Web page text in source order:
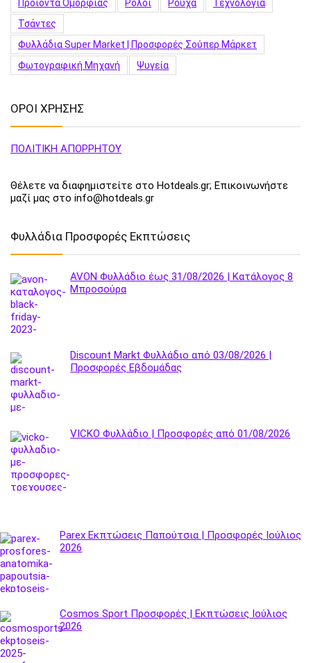
Προϊόντα Ομορφιάς
Ρολόι Ρούχα
Τεχνολογία
Τσάντες
Φυλλάδια Super Market | Προσφορές Σούπερ Μάρκετ
Φωτογραφική Μηχανή
Ψυγεία
ΟΡΟΙ ΧΡΗΣΗΣ
ΠΟΛΙΤΙΚΗ ΑΠΟΡΡΗΤΟΥ
Θέλετε να διαφημιστείτε στο Hotdeals.gr; Επικοινωνήστε
μαζί μας στο info@hotdeals.gr
Φυλλάδια Προσφορές Εκπτώσεις
AVON Φυλλάδιο έως 31/08/2026 | Κατάλογος 8
Μπροσούρα
Discount Markt Φυλλάδιο από 03/08/2026 |
Προσφορές Εβδομάδας
VICKO Φυλλάδιο | Προσφορές από 01/08/2026
Parex Εκπτώσεις Παπούτσια | Προσφορές Ιούλιος
2026
Cosmos Sport Προσφορές | Εκπτώσεις Ιούλιος
2026